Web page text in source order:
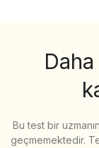
Bu test bir
geçmemektedir.